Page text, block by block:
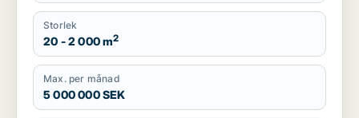
Storlek
20 - 2 000 m2
Max. per månad
5 000 000 SEK